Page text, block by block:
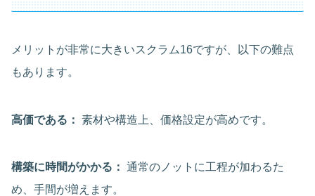
メリットが非常に大きいスクラム16ですが、以下の難点
もあります。
高価である： 素材や構造上、価格設定が高めです。
構築に時間がかかる： 通常のノットに工程が加わるた
め、手間が増えます。